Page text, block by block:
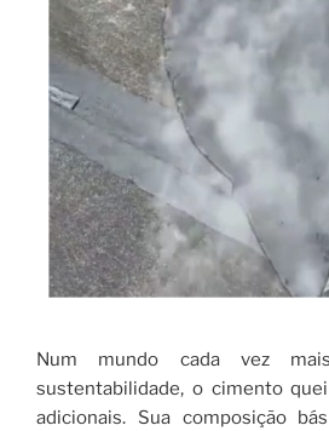
Num mundo cada vez
sustentabilidade, o cimento
adicionais. Sua composição